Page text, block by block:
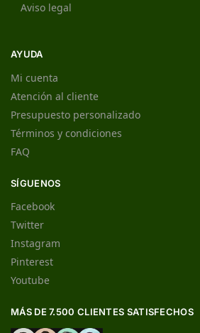
Aviso legal
AYUDA
Mi cuenta
Atención al cliente
Presupuesto personalizado
Términos y condiciones
FAQ
SÍGUENOS
Facebook
Twitter
Instagram
Pinterest
Youtube
MÁS DE 7.500 CLIENTES SATISFECHOS